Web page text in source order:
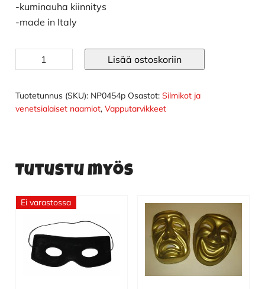
-kuminauha kiinnitys
-made in Italy
Naamio
perhonen
määrä
Lisää ostoskoriin
Tuotetunnus (SKU): NP0454p Osastot: Silmikot ja
venetsialaiset naamiot, Vapputarvikkeet
Tutustu myös
Ei varastossa